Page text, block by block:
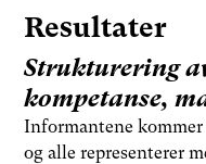
Resultater
Strukturering
kompetanse,
Informantene
og alle representerer